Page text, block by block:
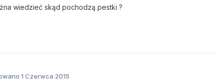
wiedzieć skąd pochodzą pestki ?
1 Czerwca 2015